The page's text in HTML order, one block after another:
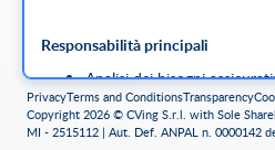
Responsabilità principali
Analisi dei bisogni
aziende.
Proposta di soluzioni
Generali Italia.
PrivacyTerms and ConditionsTransparency
Copyright 2026 © CVing S.r.l. with Sole
MI - 2515112 | Aut. Def. ANPAL n. 0000142